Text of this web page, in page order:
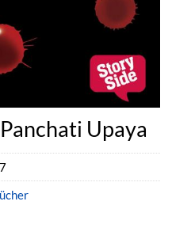
Upaya